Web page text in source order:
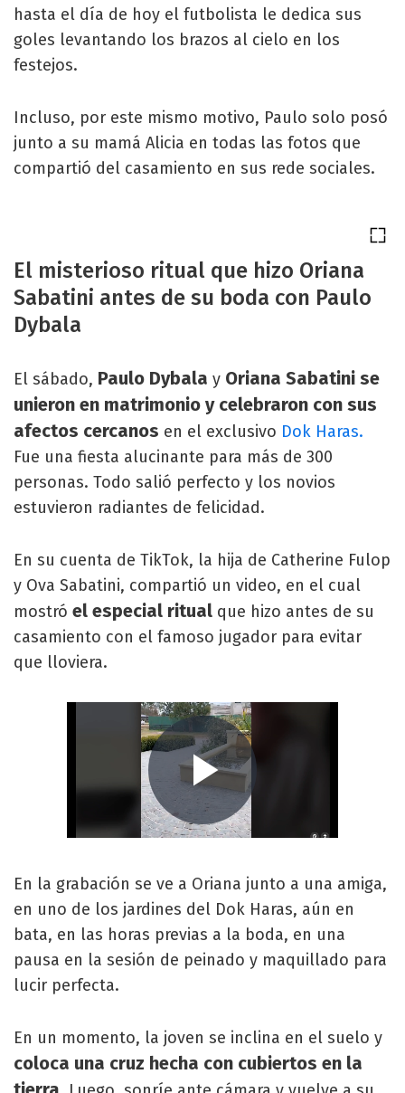
hasta el día de hoy el futbolista le dedica sus
goles levantando los brazos al cielo en los
festejos.
Incluso, por este mismo motivo, Paulo solo posó
junto a su mamá Alicia en todas las fotos que
compartió del casamiento en sus rede sociales.
El misterioso ritual que hizo Oriana
Sabatini antes de su boda con Paulo
Dybala
El sábado, Paulo Dybala y Oriana Sabatini se
unieron en matrimonio y celebraron con sus
afectos cercanos en el exclusivo Dok Haras.
Fue una fiesta alucinante para más de 300
personas. Todo salió perfecto y los novios
estuvieron radiantes de felicidad.
En su cuenta de TikTok, la hija de Catherine Fulop
y Ova Sabatini, compartió un video, en el cual
mostró el especial ritual que hizo antes de su
casamiento con el famoso jugador para evitar
que lloviera.
En la grabación se ve a Oriana junto a una amiga,
en uno de los jardines del Dok Haras, aún en
bata, en las horas previas a la boda, en una
pausa en la sesión de peinado y maquillado para
lucir perfecta.
En un momento, la joven se inclina en el suelo y
coloca una cruz hecha con cubiertos en la